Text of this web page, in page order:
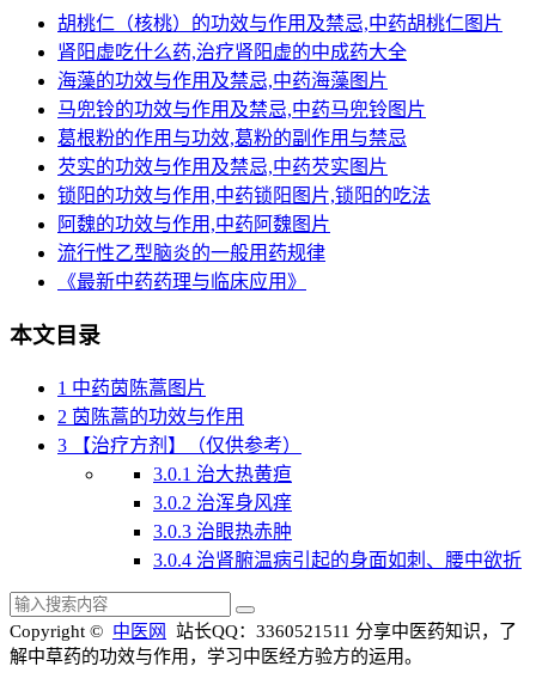
胡桃仁（核桃）的功效与作用及禁忌,中药胡桃仁图片
肾阳虚吃什么药,治疗肾阳虚的中成药大全
海藻的功效与作用及禁忌,中药海藻图片
马兜铃的功效与作用及禁忌,中药马兜铃图片
葛根粉的作用与功效,葛粉的副作用与禁忌
芡实的功效与作用及禁忌,中药芡实图片
锁阳的功效与作用,中药锁阳图片,锁阳的吃法
阿魏的功效与作用,中药阿魏图片
流行性乙型脑炎的一般用药规律
《最新中药药理与临床应用》
本文目录
1 中药茵陈蒿图片
2 茵陈蒿的功效与作用
3 【治疗方剂】（仅供参考）
3.0.1 治大热黄疸
3.0.2 治浑身风痒
3.0.3 治眼热赤肿
3.0.4 治肾腑温病引起的身面如刺、腰中欲折
Copyright © 中医网 站长QQ：3360521511 分享中医药知识，了
解中草药的功效与作用，学习中医经方验方的运用。